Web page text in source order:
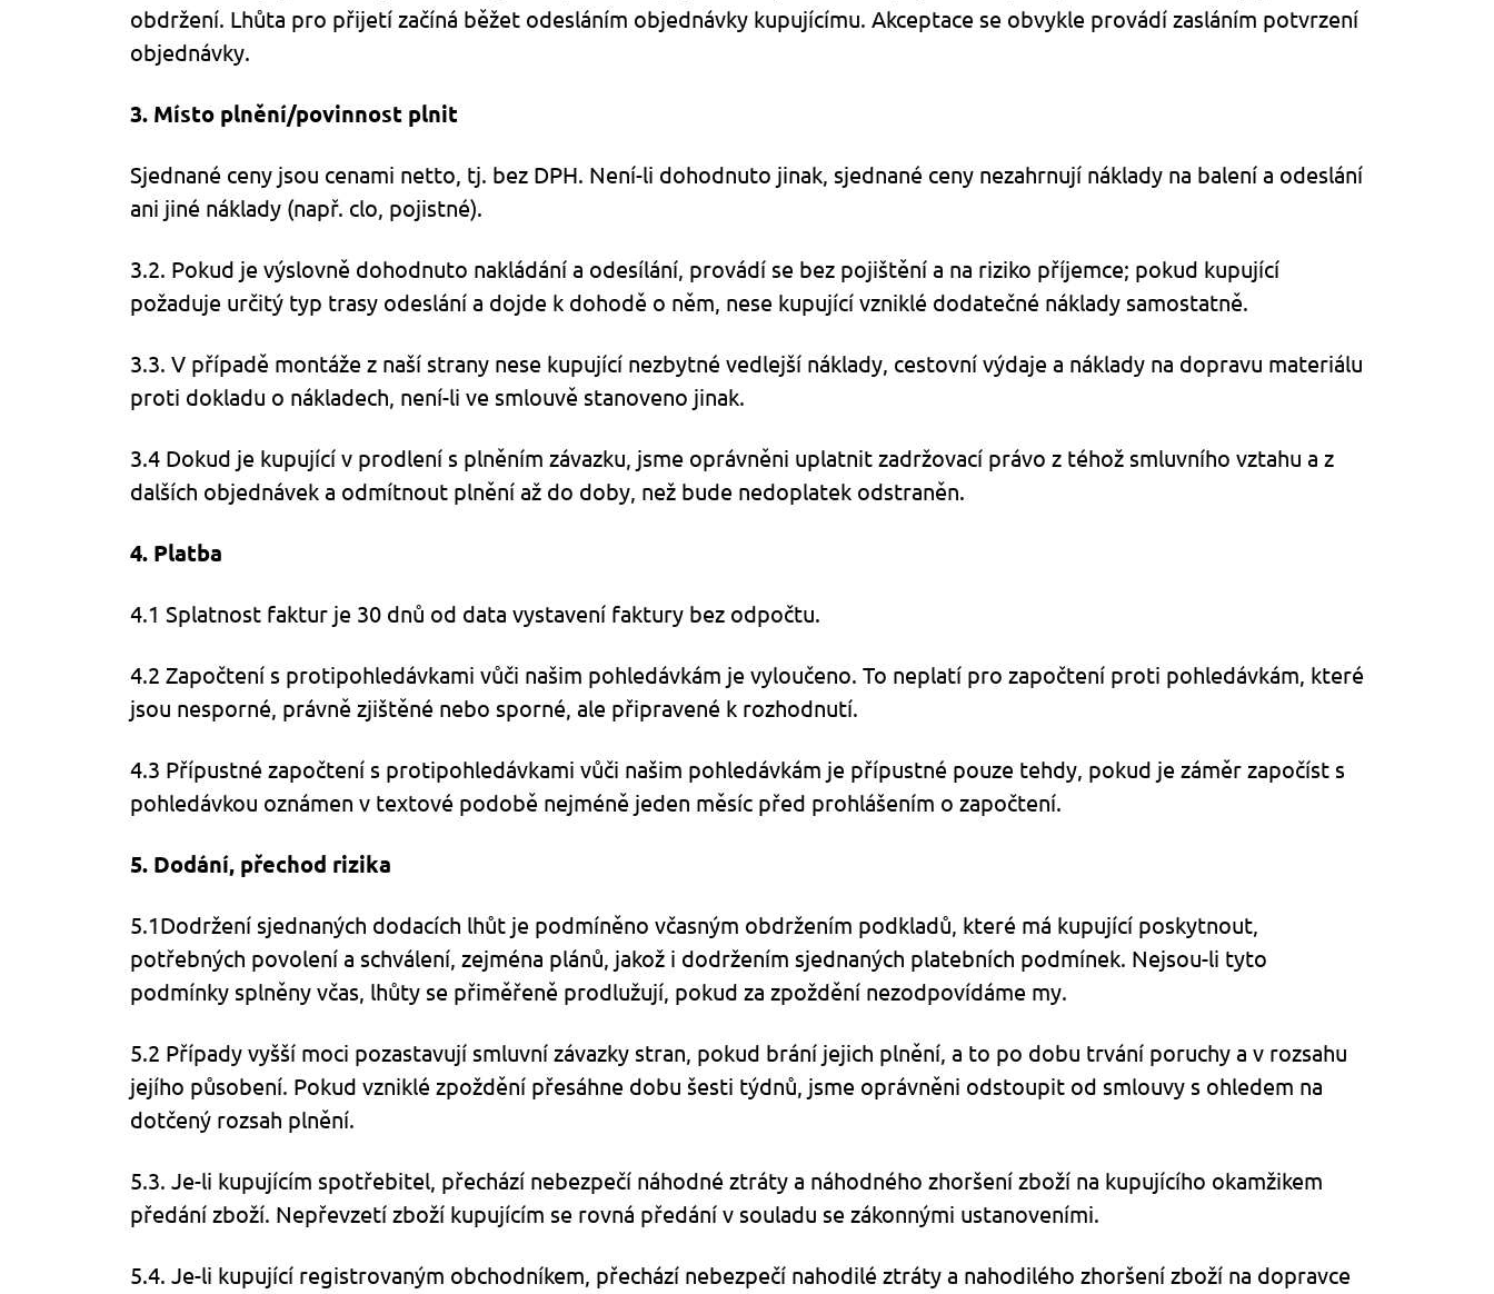
obdržení. Lhůta pro přijetí začíná běžet odesláním objednávky kupujícímu. Akceptace se obvykle provádí zasláním potvrzení
objednávky.
3. Místo plnění/povinnost plnit
Sjednané ceny jsou cenami netto, tj. bez DPH. Není-li dohodnuto jinak, sjednané ceny nezahrnují náklady na balení a odeslání
ani jiné náklady (např. clo, pojistné).
3.2. Pokud je výslovně dohodnuto nakládání a odesílání, provádí se bez pojištění a na riziko příjemce; pokud kupující
požaduje určitý typ trasy odeslání a dojde k dohodě o něm, nese kupující vzniklé dodatečné náklady samostatně.
3.3. V případě montáže z naší strany nese kupující nezbytné vedlejší náklady, cestovní výdaje a náklady na dopravu materiálu
proti dokladu o nákladech, není-li ve smlouvě stanoveno jinak.
3.4 Dokud je kupující v prodlení s plněním závazku, jsme oprávněni uplatnit zadržovací právo z téhož smluvního vztahu a z
dalších objednávek a odmítnout plnění až do doby, než bude nedoplatek odstraněn.
4. Platba
4.1 Splatnost faktur je 30 dnů od data vystavení faktury bez odpočtu.
4.2 Započtení s protipohledávkami vůči našim pohledávkám je vyloučeno. To neplatí pro započtení proti pohledávkám, které
jsou nesporné, právně zjištěné nebo sporné, ale připravené k rozhodnutí.
4.3 Přípustné započtení s protipohledávkami vůči našim pohledávkám je přípustné pouze tehdy, pokud je záměr započíst s
pohledávkou oznámen v textové podobě nejméně jeden měsíc před prohlášením o započtení.
5. Dodání, přechod rizika
5.1Dodržení sjednaných dodacích lhůt je podmíněno včasným obdržením podkladů, které má kupující poskytnout,
potřebných povolení a schválení, zejména plánů, jakož i dodržením sjednaných platebních podmínek. Nejsou-li tyto
podmínky splněny včas, lhůty se přiměřeně prodlužují, pokud za zpoždění nezodpovídáme my.
5.2 Případy vyšší moci pozastavují smluvní závazky stran, pokud brání jejich plnění, a to po dobu trvání poruchy a v rozsahu
jejího působení. Pokud vzniklé zpoždění přesáhne dobu šesti týdnů, jsme oprávněni odstoupit od smlouvy s ohledem na
dotčený rozsah plnění.
5.3. Je-li kupujícím spotřebitel, přechází nebezpečí náhodné ztráty a náhodného zhoršení zboží na kupujícího okamžikem
předání zboží. Nepřevzetí zboží kupujícím se rovná předání v souladu se zákonnými ustanoveními.
5.4. Je-li kupující registrovaným obchodníkem, přechází nebezpečí nahodilé ztráty a nahodilého zhoršení zboží na dopravce